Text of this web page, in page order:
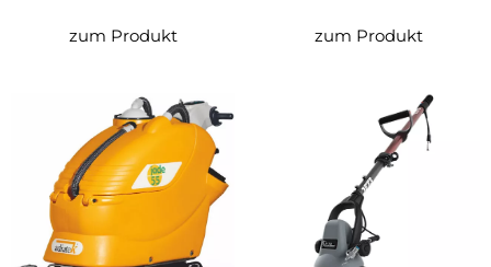
zum Produkt zum Produkt